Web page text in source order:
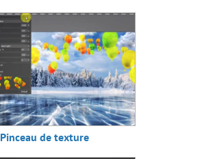
Pinceau de texture